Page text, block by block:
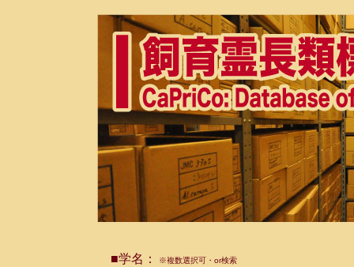
■学名： ※複数選択可・or検索